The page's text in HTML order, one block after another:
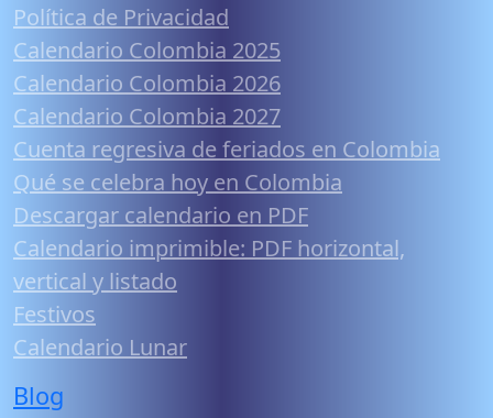
Política de Privacidad
Calendario Colombia 2025
Calendario Colombia 2026
Calendario Colombia 2027
Cuenta regresiva de feriados en Colombia
Qué se celebra hoy en Colombia
Descargar calendario en PDF
Calendario imprimible: PDF horizontal,
vertical y listado
Festivos
Calendario Lunar
Blog